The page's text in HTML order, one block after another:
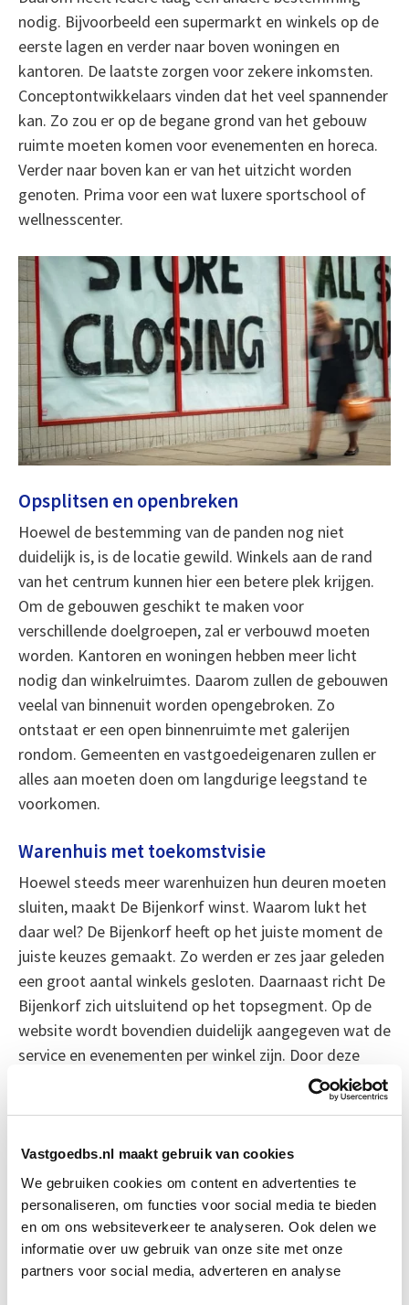
Vastgoedbs.nl maakt gebruik van cookies
We gebruiken cookies om content en advertenties te
personaliseren, om functies voor social media te bieden
en om ons websiteverkeer te analyseren. Ook delen we
informatie over uw gebruik van onze site met onze
partners voor social media, adverteren en analyse
nodig. Bijvoorbeeld een supermarkt en winkels op de
eerste lagen en verder naar boven woningen en
kantoren. De laatste zorgen voor zekere inkomsten.
Conceptontwikkelaars vinden dat het veel spannender
kan. Zo zou er op de begane grond van het gebouw
ruimte moeten komen voor evenementen en horeca.
Verder naar boven kan er van het uitzicht worden
genoten. Prima voor een wat luxere sportschool of
wellnesscenter.
Opsplitsen en openbreken
Hoewel de bestemming van de panden nog niet
duidelijk is, is de locatie gewild. Winkels aan de rand
van het centrum kunnen hier een betere plek krijgen.
Om de gebouwen geschikt te maken voor
verschillende doelgroepen, zal er verbouwd moeten
worden. Kantoren en woningen hebben meer licht
nodig dan winkelruimtes. Daarom zullen de gebouwen
veelal van binnenuit worden opengebroken. Zo
ontstaat er een open binnenruimte met galerijen
rondom. Gemeenten en vastgoedeigenaren zullen er
alles aan moeten doen om langdurige leegstand te
voorkomen.
Warenhuis met toekomstvisie
Hoewel steeds meer warenhuizen hun deuren moeten
sluiten, maakt De Bijenkorf winst. Waarom lukt het
daar wel? De Bijenkorf heeft op het juiste moment de
juiste keuzes gemaakt. Zo werden er zes jaar geleden
een groot aantal winkels gesloten. Daarnaast richt De
Bijenkorf zich uitsluitend op het topsegment. Op de
website wordt bovendien duidelijk aangegeven wat de
service en evenementen per winkel zijn. Door deze
sterke kanten te benadrukken, heeft De Bijenkorf nog
steeds een sterke positie als traditioneel warenhuis.
Bron: Het Financieele Dagblad
Boeiend verhaal? Duik dan eens
in deze opleidingen: